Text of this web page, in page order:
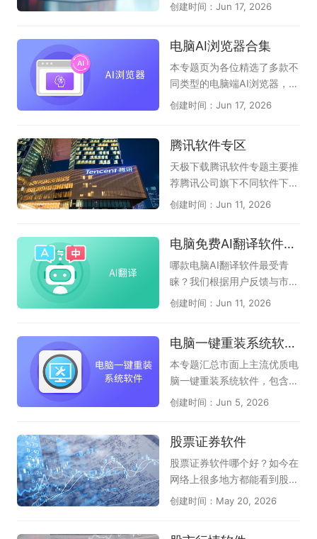
模拟器运行，满足你练歌、录
家也能尽情欢唱。
设计的效率，还确保了细节的
传统手工绘图的束缚，为用户
提供了一个无限广阔的创作天
地，是技术赋予人类的一份珍
广泛应用于建筑、机械、电子
常广泛。对于从事设计工作的
人而言，熟练使用CAD软件至
关重要，可以提高工作效率，
选出的电脑专业CAD软件大
D、BIM模型、天正建筑等各
版本二维和三维CAD图纸，希
望对各位有帮助！
魂，目前一众国产浏览器均有
自己的特点，也符合国人的使
用习惯。在这里，天极下载国
产浏览器大全专题推荐一系列
器，豆包，360安全浏览器，
2345加速浏览器等，总有一
款适合你！
创建时间：Jun 17, 2026
电脑AI浏览器合集
本专题页为各位精选了多款不
同类型的电脑端AI浏览器，它
们分为：第1种：在原生浏览
片识别、智能问答、创作等
（如QQ浏览器、猎豹浏览
器、联想浏览器）；第2种：
以AI驱动的浏览器，直接告诉
用户，我就是AI浏览器，支持
答；辅助视频、音频、网页、
文档阅读；和第1种区别差不
多，只是重点突出了AI功能；
浏览器、小白AI浏览器）；第
使用AI功能的时候，还支持输
入网址访问页面，称的上隐形
AI浏览器（如豆包、夸克、纳
我们为您搜罗了多款最新、最
器。这些专为电脑端设计的浏
览器将AI深度融入每个操作，
能理解您的指令并自主完成任
如果你还没有使用，赶快在此
创建时间：Jun 17, 2026
腾讯软件专区
天极下载腾讯软件专题主要推
荐腾讯公司旗下不同软件下载
需求，大家可以根据自己需要
家、腾讯视频、腾讯会议、Q
Q音乐、腾讯文档、QQ游戏
大厅、QQ浏览器、QQ输入
法、FoxMail等多款软件，只
有娱乐、有视频、有音乐、有
办公、有管家、有浏览器等品
类，应有尽有，可以满足不同
朋友千万不要错过，尽快下载
创建时间：Jun 11, 2026
电脑免费AI翻译软件盘点
哪款电脑AI翻译软件最受青
睐？我们根据用户反馈与市场
热度，整理了本年度备受关注
具，为您呈现当前电脑端AI翻
译领域的权威选择指南，助您
一目了然做出决策。本专题页
面全面收录了电脑端高效专业
的AI翻译软件：包括老牌百度
有值得信赖的新型AI翻译助
手，它们是豆包、夸克、文小
言、腾讯元宝，内部都自带了
学习还是阅读外文文献，这里
创建时间：Jun 11, 2026
电脑一键重装系统软件汇总
本专题汇总市面上主流优质电
脑一键重装系统软件，包含云
净装机大师、小白一键重装系
装大师、小鱼一键重装系统工
具等多款实用工具，软件纯净
度高、适配性强，支持全自动
智能装机、驱动适配、系统还
创建时间：Jun 5, 2026
股票证券软件
股票证券软件哪个好？如今在
网络上很多地方都能看到股票
证券的话题，的确近几年股市
创建时间：May 20, 2026